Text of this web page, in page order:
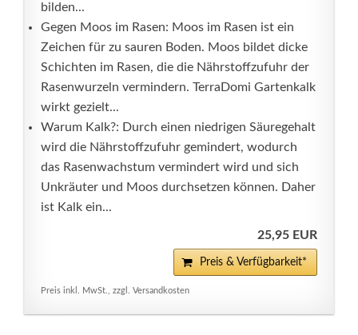
bilden...
Gegen Moos im Rasen: Moos im Rasen ist ein
Zeichen für zu sauren Boden. Moos bildet dicke
Schichten im Rasen, die die Nährstoffzufuhr der
Rasenwurzeln vermindern. TerraDomi Gartenkalk
wirkt gezielt...
Warum Kalk?: Durch einen niedrigen Säuregehalt
wird die Nährstoffzufuhr gemindert, wodurch
das Rasenwachstum vermindert wird und sich
Unkräuter und Moos durchsetzen können. Daher
ist Kalk ein...
25,95 EUR
Preis & Verfügbarkeit*
Preis inkl. MwSt., zzgl. Versandkosten